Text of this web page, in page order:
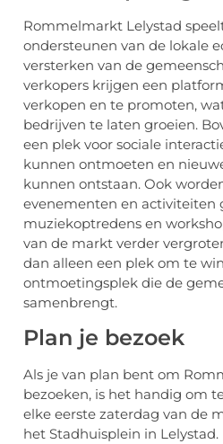
Rommelmarkt Lelystad
ondersteunen van de lokale
versterken van de
verkopers krijgen een
verkopen en te promoten,
bedrijven te laten groeien.
een plek voor sociale
kunnen ontmoeten en
kunnen ontstaan. Ook
evenementen en activiteiten
muziekoptredens en
van de markt verder
dan alleen een plek om te
ontmoetingsplek die de
samenbrengt.
Plan je bezoek
Als je van plan bent om
bezoeken, is het handig om
elke eerste zaterdag van de
het Stadhuisplein in